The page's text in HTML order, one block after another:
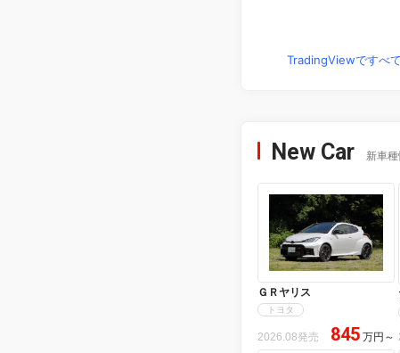
TradingViewですべ
New Car 新車
ＧＲヤリス
トヨタ
2026.08発売 845 万円 ～